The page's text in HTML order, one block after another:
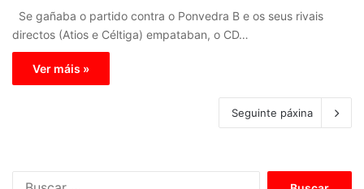
Se gañaba o partido contra o Ponvedra B e os seus rivais
directos (Atios e Céltiga) empataban, o CD…
Ver máis »
Seguinte páxina